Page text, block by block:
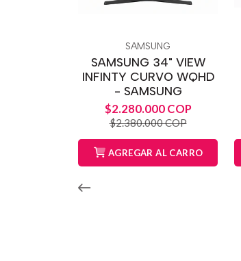
SAMSUNG
SAMSUNG 34" VIEW
INFINTY CURVO WQHD
- SAMSUNG
$2.280.000 COP
$2.380.000 COP
AGREGAR AL CARRO